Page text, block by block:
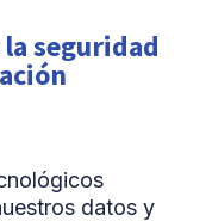
seguridad
datos y